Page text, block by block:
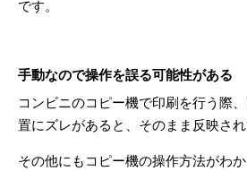
です。
手動なので操作を誤る可能性がある
コンビニのコピー機で印刷を行う際
置にズレがあると、そのまま反映され
その他にもコピー機の操作方法がわ